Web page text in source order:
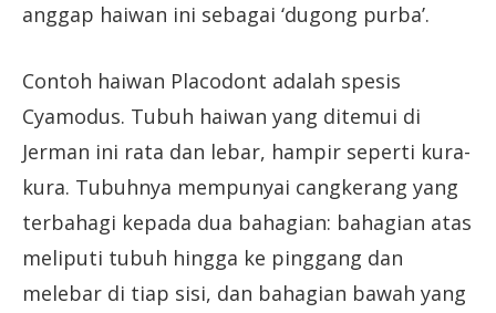
anggap haiwan ini sebagai ‘dugong purba’.
Contoh haiwan Placodont adalah spesis
Cyamodus. Tubuh haiwan yang ditemui di
Jerman ini rata dan lebar, hampir seperti kura-
kura. Tubuhnya mempunyai cangkerang yang
terbahagi kepada dua bahagian: bahagian atas
meliputi tubuh hingga ke pinggang dan
melebar di tiap sisi, dan bahagian bawah yang